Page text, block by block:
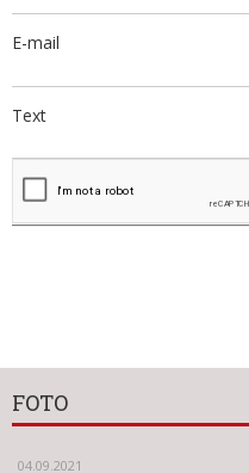
E-mail
Text
FOTO
04.09.2021